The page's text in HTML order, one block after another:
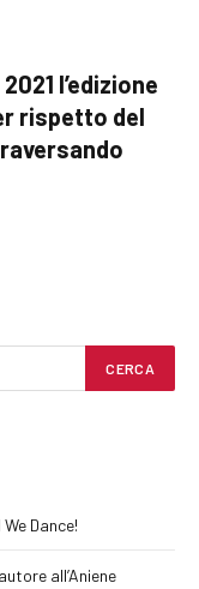
l’edizione
rispetto del
Dance!
all’Aniene